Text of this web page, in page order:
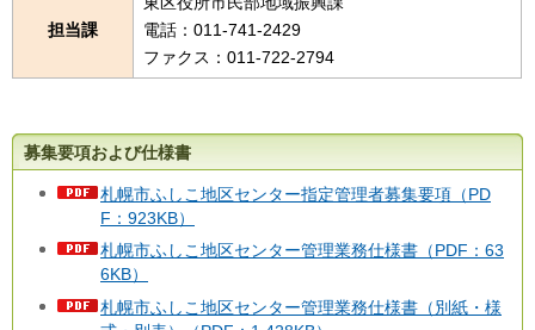
担当課
電話：011-741-2429
ファクス：011-722-2794
募集要項および仕様書
札幌市ふしこ地区センター指定管理者募集要項（PD
F：923KB）
札幌市ふしこ地区センター管理業務仕様書（PDF：63
6KB）
札幌市ふしこ地区センター管理業務仕様書（別紙・様